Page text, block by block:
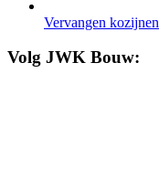
Vervangen kozijnen
Volg JWK Bouw: